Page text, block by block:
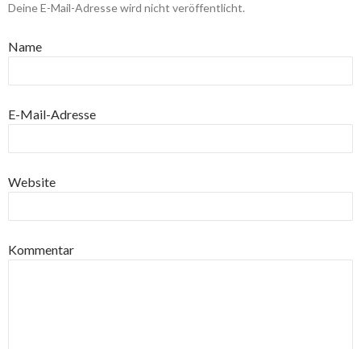
Deine E-Mail-Adresse wird nicht veröffentlicht.
Name
E-Mail-Adresse
Website
Kommentar